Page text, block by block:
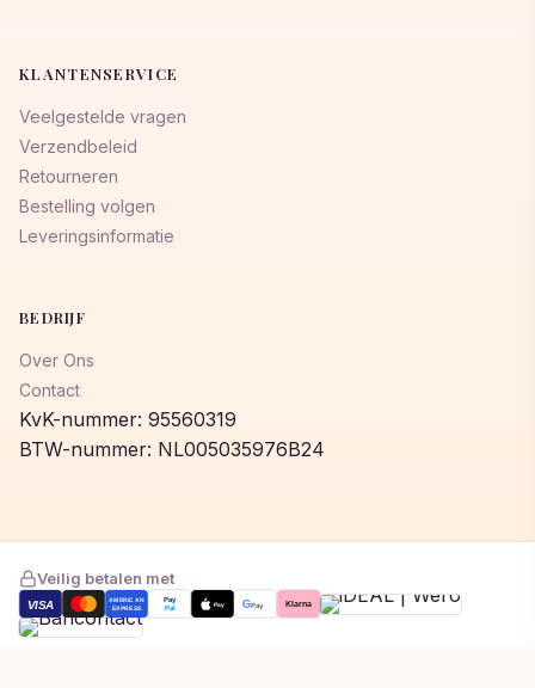
KLANTENSERVICE
Veelgestelde vragen
Verzendbeleid
Retourneren
Bestelling volgen
Leveringsinformatie
BEDRIJF
Over Ons
Contact
KvK-nummer: 95560319
BTW-nummer: NL005035976B24
Veilig betalen met
VISA AMERICAN
EXPRESS
Pay
Pal Pay GPay Klarna